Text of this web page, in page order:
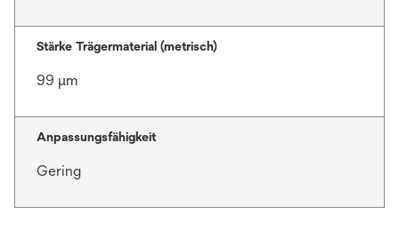
Stärke Trägermaterial (metrisch)
99 μm
Anpassungsfähigkeit
Gering